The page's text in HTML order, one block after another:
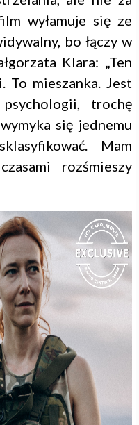
wyłamuje się ze
bo łączy w
Klara: „Ten
mieszanka. Jest
trochę
się jednemu
Mam
rozśmieszy